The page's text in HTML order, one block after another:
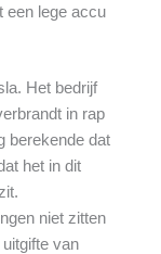
een lege accu
Het bedrijf
in rap
berekende dat
het in dit
niet zitten
van